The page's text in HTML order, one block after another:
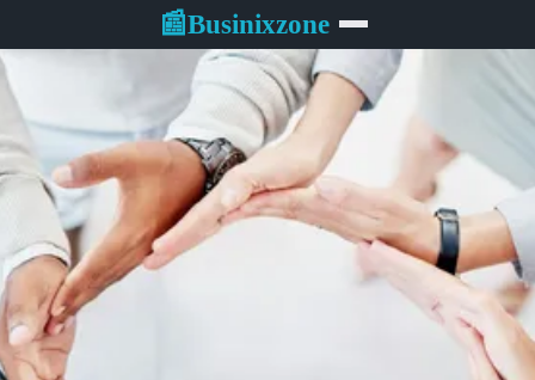
📰Businixzone